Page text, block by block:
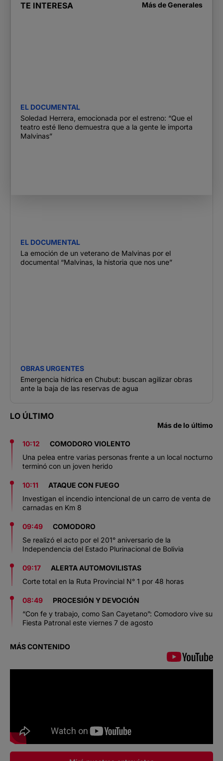
TE INTERESA Más deGenerales
EL DOCUMENTAL
Soledad Herrera, emocionada por el estreno: “Que el
teatro esté lleno demuestra que a la gente le importa
Malvinas”
EL DOCUMENTAL
La emoción de un veterano de Malvinas por el
documental “Malvinas, la historia que nos une”
OBRAS URGENTES
Emergencia hídrica en Chubut: buscan agilizar obras
ante la baja de las reservas de agua
LO ÚLTIMO
Más de lo último
10:12
COMODORO VIOLENTO
Una pelea entre varias personas frente a un local nocturno
terminó con un joven herido
10:11
ATAQUE CON FUEGO
Investigan el incendio intencional de un carro de venta de
carnadas en Km 8
09:49
COMODORO
Se realizó el acto por el 201° aniversario de la
Independencia del Estado Plurinacional de Bolivia
09:17
ALERTA AUTOMOVILISTAS
Corte total en la Ruta Provincial N° 1 por 48 horas
08:49
PROCESIÓN Y DEVOCIÓN
“Con fe y trabajo, como San Cayetano”: Comodoro vive su
Fiesta Patronal este viernes 7 de agosto
MÁS CONTENIDO